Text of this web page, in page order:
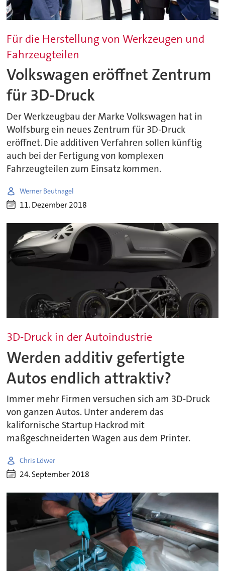
Für die Herstellung von Werkzeugen und
Fahrzeugteilen
Volkswagen eröffnet Zentrum
für 3D-Druck
Der Werkzeugbau der Marke Volkswagen hat in
Wolfsburg ein neues Zentrum für 3D-Druck
eröffnet. Die additiven Verfahren sollen künftig
auch bei der Fertigung von komplexen
Fahrzeugteilen zum Einsatz kommen.
Werner Beutnagel
11. Dezember 2018
3D-Druck in der Autoindustrie
Werden additiv gefertigte
Autos endlich attraktiv?
Immer mehr Firmen versuchen sich am 3D-Druck
von ganzen Autos. Unter anderem das
kalifornische Startup Hackrod mit
maßgeschneiderten Wagen aus dem Printer.
Chris Löwer
24. September 2018